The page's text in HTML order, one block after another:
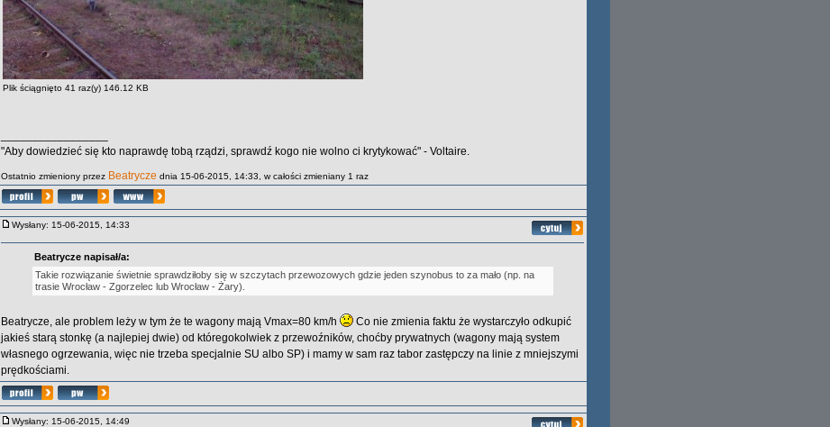
Plik ściągnięto 41 raz(y) 146.12 KB
"Aby dowiedzieć się kto naprawdę tobą rządzi, sprawdź kogo nie wolno ci krytykować" - Voltaire.
Ostatnio zmieniony przez Beatrycze dnia 15-06-2015, 14:33, w całości zmieniany 1 raz
Wysłany: 15-06-2015, 14:33
Beatrycze napisał/a:
Takie rozwiązanie świetnie sprawdziłoby się w szczytach przewozowych gdzie jeden szynobus to za mało (np. na
trasie Wrocław - Zgorzelec lub Wrocław - Żary).
Beatrycze, ale problem leży w tym że te wagony mają Vmax=80 km/h
Co nie zmienia faktu że wystarczyło odkupić
jakieś starą stonkę (a najlepiej dwie) od któregokolwiek z przewoźników, choćby prywatnych (wagony mają system
własnego ogrzewania, więc nie trzeba specjalnie SU albo SP) i mamy w sam raz tabor zastępczy na linie z mniejszymi
prędkościami.
Wysłany: 15-06-2015, 14:49